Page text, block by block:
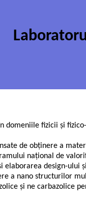
domeniile fizicii și
de obținere a
național de
elaborarea design-
a nano structurilor
și ne carbazolice